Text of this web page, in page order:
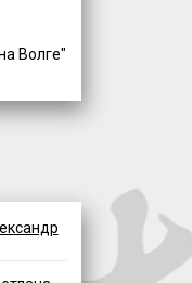
Волге"